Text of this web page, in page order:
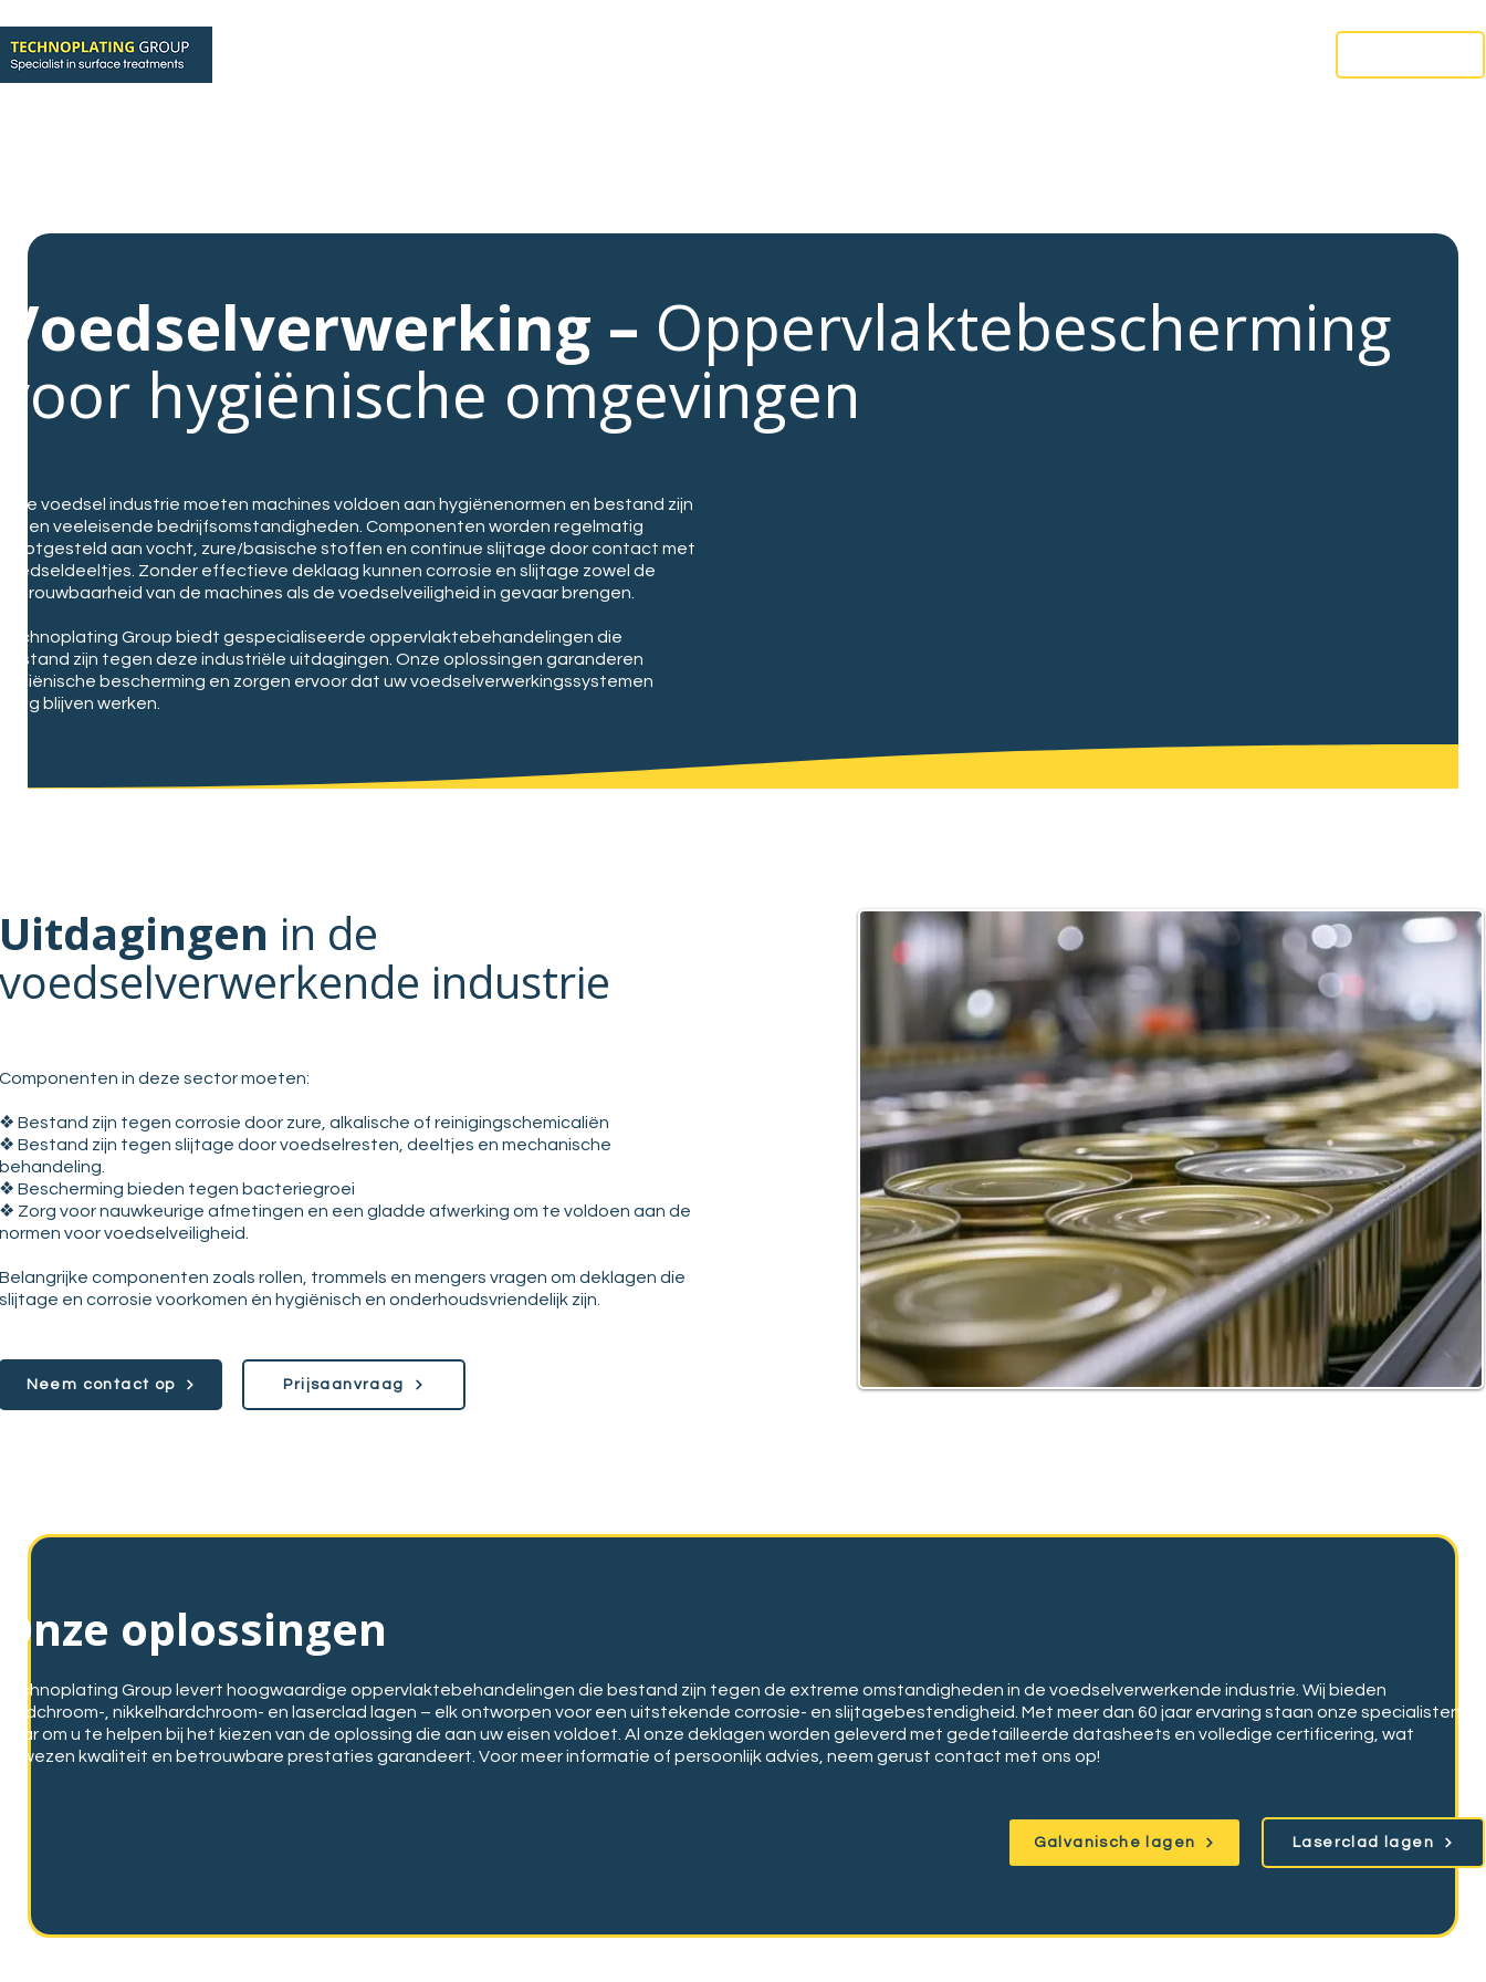
Voedselverwerking – Oppervlaktebescherming
voor hygiënische omgevingen
In de voedsel industrie moeten machines voldoen aan hygiënenormen en bestand zijn
tegen veeleisende bedrijfsomstandigheden. Componenten worden regelmatig
blootgesteld aan vocht, zure/basische stoffen en continue slijtage door contact met
voedseldeeltjes. Zonder effectieve deklaag kunnen corrosie en slijtage zowel de
betrouwbaarheid van de machines als de voedselveiligheid in gevaar brengen.
Technoplating Group biedt gespecialiseerde oppervlaktebehandelingen die
bestand zijn tegen deze industriële uitdagingen. Onze oplossingen garanderen
hygiënische bescherming en zorgen ervoor dat uw voedselverwerkingssystemen
veilig blijven werken.
Uitdagingen in de
voedselverwerkende industrie
Componenten in deze sector moeten:
❖ Bestand zijn tegen corrosie door zure, alkalische of reinigingschemicaliën
❖ Bestand zijn tegen slijtage door voedselresten, deeltjes en mechanische
behandeling.
❖ Bescherming bieden tegen bacteriegroei
❖ Zorg voor nauwkeurige afmetingen en een gladde afwerking om te voldoen aan de
normen voor voedselveiligheid.
Belangrijke componenten zoals rollen, trommels en mengers vragen om deklagen die
slijtage en corrosie voorkomen én hygiënisch en onderhoudsvriendelijk zijn.
Neem contact op Prijsaanvraag
Onze oplossingen
Technoplating Group levert hoogwaardige oppervlaktebehandelingen die bestand zijn tegen de extreme omstandigheden in de voedselverwerkende industrie. Wij bieden
hardchroom-, nikkelhardchroom- en laserclad lagen – elk ontworpen voor een uitstekende corrosie- en slijtagebestendigheid. Met meer dan 60 jaar ervaring staan onze specialisten
klaar om u te helpen bij het kiezen van de oplossing die aan uw eisen voldoet. Al onze deklagen worden geleverd met gedetailleerde datasheets en volledige certificering, wat
bewezen kwaliteit en betrouwbare prestaties garandeert. Voor meer informatie of persoonlijk advies, neem gerust contact met ons op!
Galvanische lagen Laserclad lagen